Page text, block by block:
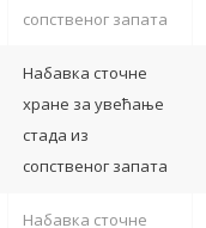
сопственог запата
Набавка сточне
хране за увећање
стада из
сопственог запата
Набавка сточне